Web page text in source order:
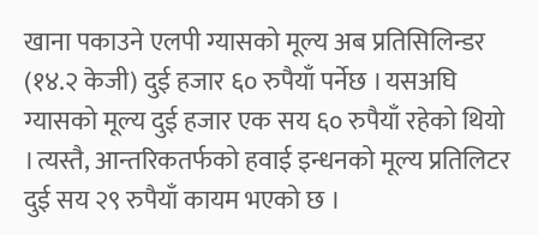
खाना पकाउने एलपी ग्यासको मूल्य अब प्रतिसिलिन्डर
(१४.२ केजी) दुई हजार ६० रुपैयाँ पर्नेछ । यसअघि
ग्यासको मूल्य दुई हजार एक सय ६० रुपैयाँ रहेको थियो
। त्यस्तै, आन्तरिकतर्फको हवाई इन्धनको मूल्य प्रतिलिटर
दुई सय २९ रुपैयाँ कायम भएको छ ।